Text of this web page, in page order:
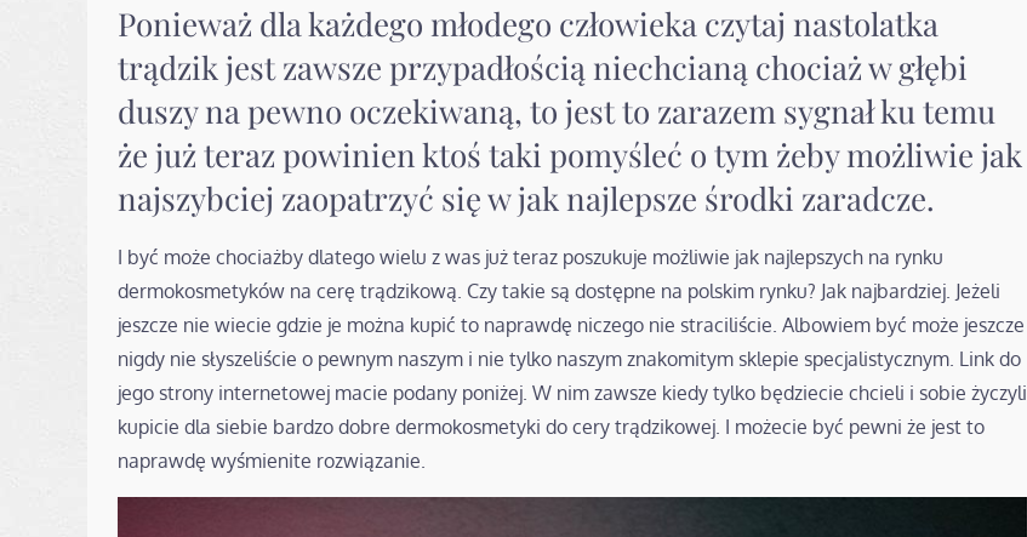
Ponieważ dla każdego młodego człowieka czytaj nastolatka
trądzik jest zawsze przypadłością niechcianą chociaż w głębi
duszy na pewno oczekiwaną, to jest to zarazem sygnał ku temu
że już teraz powinien ktoś taki pomyśleć o tym żeby możliwie jak
najszybciej zaopatrzyć się w jak najlepsze środki zaradcze.
I być może chociażby dlatego wielu z was już teraz poszukuje możliwie jak najlepszych na rynku
dermokosmetyków na cerę trądzikową. Czy takie są dostępne na polskim rynku? Jak najbardziej. Jeżeli
jeszcze nie wiecie gdzie je można kupić to naprawdę niczego nie straciliście. Albowiem być może jeszcze
nigdy nie słyszeliście o pewnym naszym i nie tylko naszym znakomitym sklepie specjalistycznym. Link do
jego strony internetowej macie podany poniżej. W nim zawsze kiedy tylko będziecie chcieli i sobie życzyli
kupicie dla siebie bardzo dobre dermokosmetyki do cery trądzikowej. I możecie być pewni że jest to
naprawdę wyśmienite rozwiązanie.